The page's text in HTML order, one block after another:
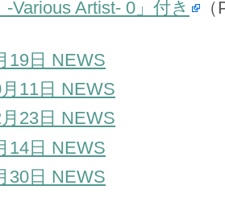
-Various Artist- 0」付き
19日 NEWS
11日 NEWS
23日 NEWS
14日 NEWS
30日 NEWS